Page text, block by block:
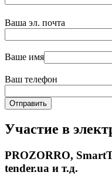
Ваша эл. почта
Ваше имя
Ваш телефон
Участие в
PROZORRO,
tender.ua и т.д.